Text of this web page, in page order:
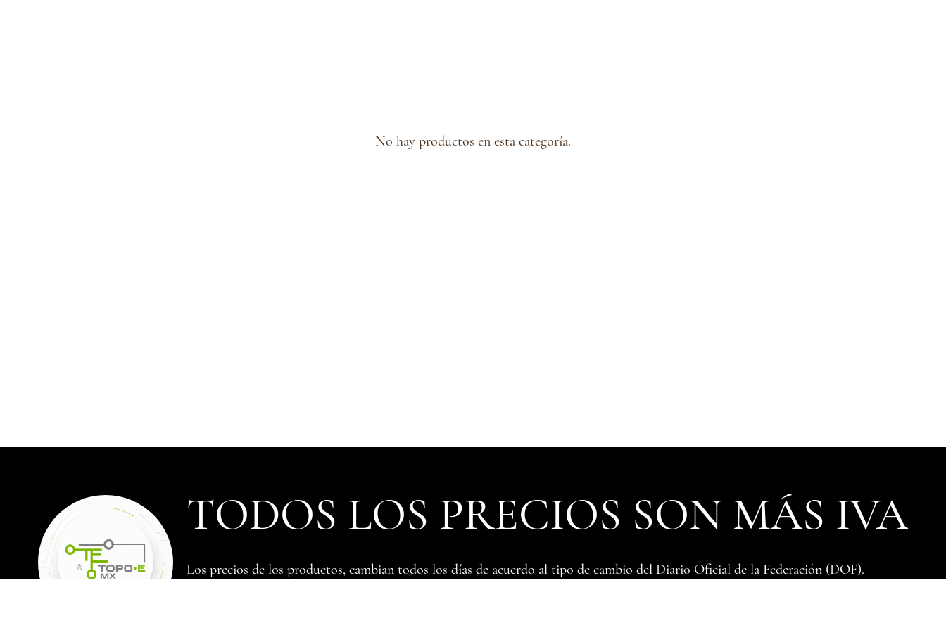
No hay productos en esta categoría.
TODOS LOS PRECIOS SON MÁS IVA
Los precios de los productos, cambian todos los días de acuerdo al tipo de cambio del ​Diario Oficial de la Federación (DOF).